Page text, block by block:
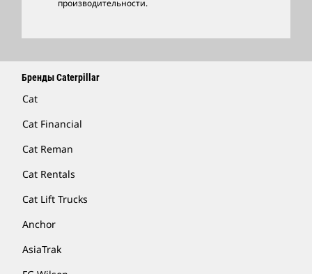
производительности.
Бренды Caterpillar
Cat
Cat Financial
Cat Reman
Cat Rentals
Cat Lift Trucks
Anchor
AsiaTrak